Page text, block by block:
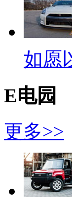
如愿
E电园
更多>>